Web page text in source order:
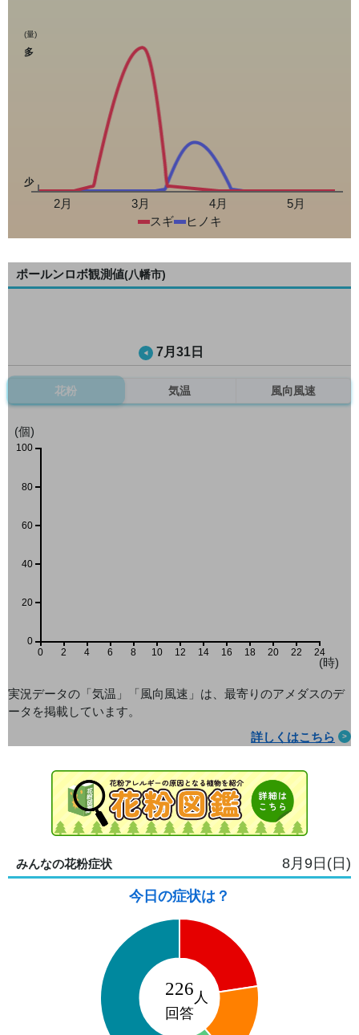
(量)
多
少
2月 3月 4月
5月
スギ
ヒノキ
ポールンロボ観測値(八幡市)
7月31日
花粉 気温 風向風速
0 2 4 6 8 10 12 14 16 18 20 22 24
(個)
(時)
0
20
40
60
80
100
実況データの「気温」「風向風速」は、最寄りのアメダスのデ
ータを掲載しています。
詳しくはこちら
みんなの花粉症状 8月9日(日)
今日の症状は？